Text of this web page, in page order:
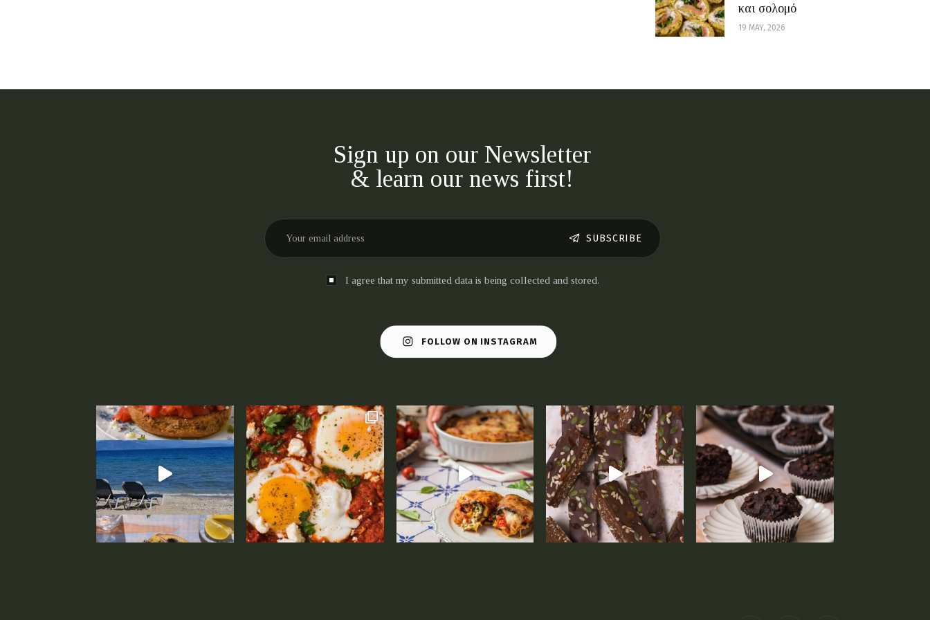
και σολομό
19 MAY, 2026
Sign up on our Newsletter
& learn our news first!
SUBSCRIBE
I agree that my submitted data is being collected and stored.
FOLLOW ON INSTAGRAM